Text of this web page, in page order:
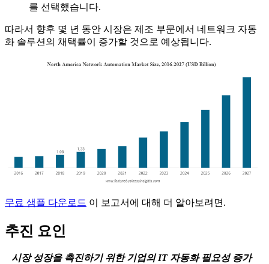
를 선택했습니다.
따라서 향후 몇 년 동안 시장은 제조 부문에서 네트워크 자동
화 솔루션의 채택률이 증가할 것으로 예상됩니다.
무료 샘플 다운로드 이 보고서에 대해 더 알아보려면.
추진 요인
시장 성장을 촉진하기 위한 기업의 IT 자동화 필요성 증가